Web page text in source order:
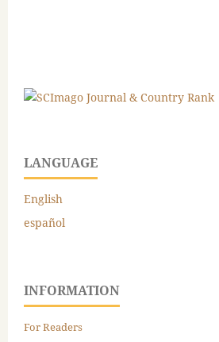
LANGUAGE
English
español
INFORMATION
For Readers